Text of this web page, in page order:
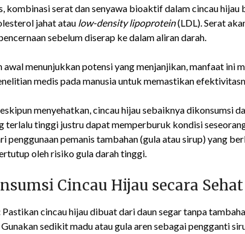
kombinasi serat dan senyawa bioaktif dalam cincau
jahat atau low-density lipoprotein(LDL). Serat
sebelum diserap ke dalam aliran darah.
menunjukkan potensi yang menjanjikan, manfaat ini
medis pada manusia untuk memastikan
menyehatkan, cincau hijau sebaiknya dikonsumsi
terlalu tinggi justru dapat memperburuk kondisi
penggunaan pemanis tambahan (gula atau sirup) yang
oleh risiko gula darah tinggi.
Cincau Hijau secara Sehat
Pastikan cincau hijau dibuat dari daun segar tanpa
Gunakan sedikit madu atau gula aren sebagai pengganti